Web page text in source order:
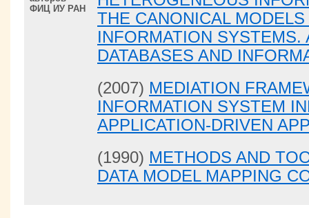
ФИЦ ИУ РАН
THE CANONICAL
INFORMATION SYSTEMS.
DATABASES AND
(2007) MEDIATION
INFORMATION SYSTEM
APPLICATION-DRIVEN
(1990) METHODS AND
DATA MODEL MAPPING